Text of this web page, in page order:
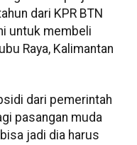
dari KPR BTN
untuk membeli
Raya, Kalimantan
dari pemerintah
pasangan muda
jadi dia harus